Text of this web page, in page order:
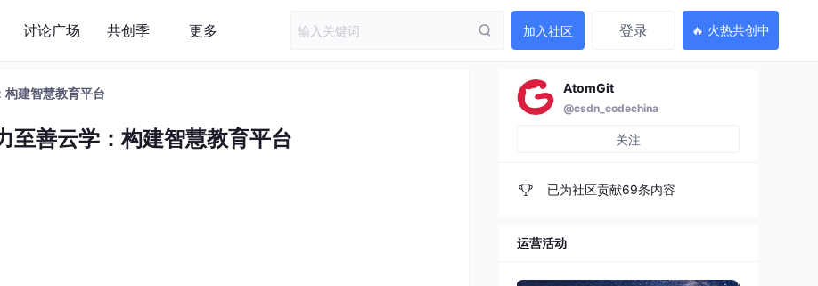
讨论广场 共创季 更多 加入社区 登录 🔥 火热共创中
构建智慧教育平台
至善云学：构建智慧教育平台
AtomGit
@csdn_codechina
关注
已为社区贡献69条内容
运营活动